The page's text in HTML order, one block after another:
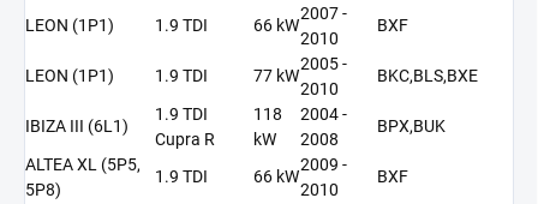
LEON (1P1) 1.9 TDI 66 kW
2007 -
2010
BXF
LEON (1P1) 1.9 TDI 77 kW
2005 -
2010
BKC,BLS,BXE
IBIZA III (6L1)
1.9 TDI
Cupra R
118
kW
2004 -
2008
BPX,BUK
ALTEA XL (5P5,
5P8)
1.9 TDI 66 kW
2009 -
2010
BXF